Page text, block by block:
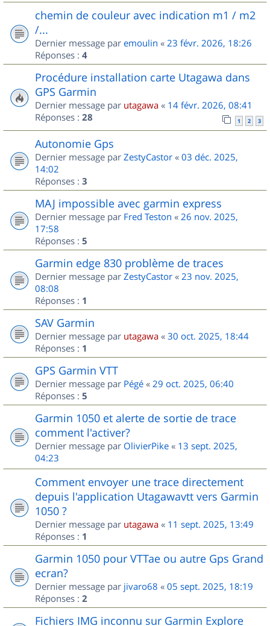
chemin de couleur avec indication m1 / m2
/...
Dernier message par emoulin « 23 févr. 2026, 18:26
Réponses : 4
Procédure installation carte Utagawa dans
GPS Garmin
Dernier message par utagawa « 14 févr. 2026, 08:41
Réponses : 28 1 2 3
Autonomie Gps
Dernier message par ZestyCastor « 03 déc. 2025,
14:02
Réponses : 3
MAJ impossible avec garmin express
Dernier message par Fred Teston « 26 nov. 2025,
17:58
Réponses : 5
Garmin edge 830 problème de traces
Dernier message par ZestyCastor « 23 nov. 2025,
08:08
Réponses : 1
SAV Garmin
Dernier message par utagawa « 30 oct. 2025, 18:44
Réponses : 1
GPS Garmin VTT
Dernier message par Pégé « 29 oct. 2025, 06:40
Réponses : 5
Garmin 1050 et alerte de sortie de trace
comment l'activer?
Dernier message par OlivierPike « 13 sept. 2025,
04:23
Comment envoyer une trace directement
depuis l'application Utagawavtt vers Garmin
1050 ?
Dernier message par utagawa « 11 sept. 2025, 13:49
Réponses : 1
Garmin 1050 pour VTTae ou autre Gps Grand
ecran?
Dernier message par jivaro68 « 05 sept. 2025, 18:19
Réponses : 2
Fichiers IMG inconnu sur Garmin Explore